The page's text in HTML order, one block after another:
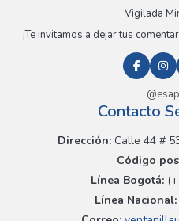
Vigilada
¡Te invitamos a dejar tus
Contacto
Dirección:Calle 44 #
Código
Línea Bogotá:
Línea Nacional: